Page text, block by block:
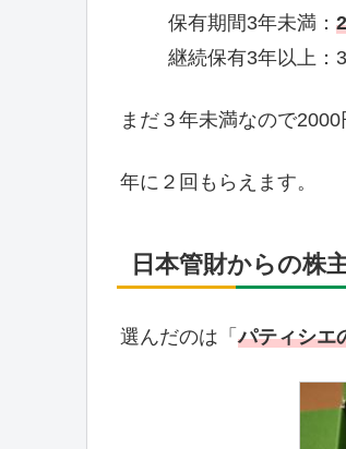
保有期間3年未満：
継続保有3年以上：
まだ３年未満なので2000
年に２回もらえます。
日本管財からの株
選んだのは「パティシエ